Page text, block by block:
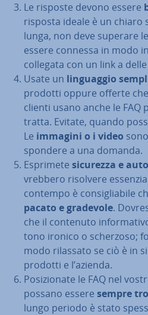
Le risposte devono essere
risposta ideale è un chiaro
lunga, non deve superare
essere connessa in modo
collegata con un link a
Usate un lin­guag­gio
prodotti oppure offerte
clienti usano anche le FAQ
tratta. Evitate, quando
Le immagini o i video
spon­de­re a una domanda.
Esprimete sicurezza e
vreb­be­ro risolvere
contempo è con­si­glia­bi­le
pacato e gradevole.
che il contenuto
tono ironico o scherzoso;
modo rilassato se ciò è in
prodotti e l’azienda.
Po­si­zio­na­te le FAQ nel
possano essere sempre
lungo periodo è stato